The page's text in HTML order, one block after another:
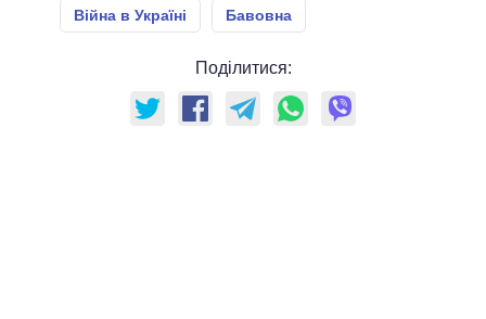
Війна в Україні Бавовна
Поділитися: